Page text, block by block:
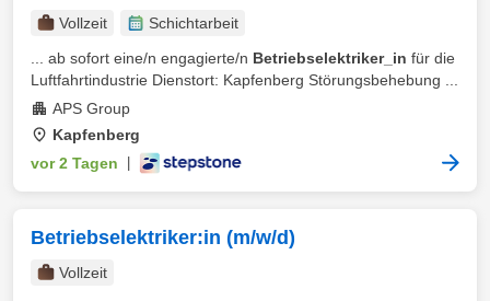
Vollzeit
Schichtarbeit
... ab sofort eine/n engagierte/n Betriebselektriker_in für die
Luftfahrtindustrie Dienstort: Kapfenberg Störungsbehebung ...
APS Group
Kapfenberg
vor 2 Tagen
Betriebselektriker:in (m/w/d)
Vollzeit